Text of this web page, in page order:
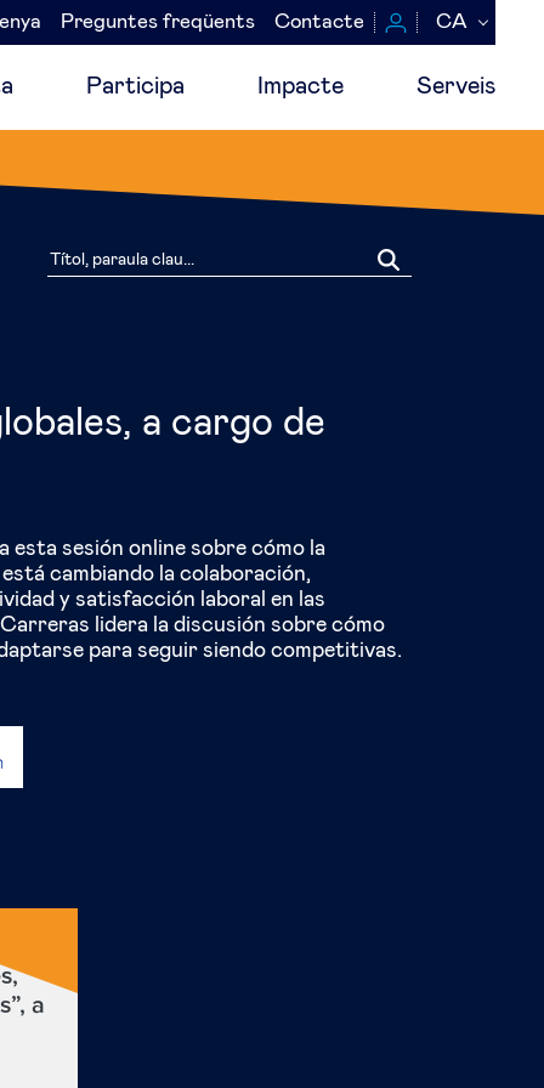
Preguntes freqüents Contacte CA
Participa Impacte Serveis
a cargo de
esta sesión online sobre cómo la
cambiando la colaboración,
y satisfacción laboral en las
lidera la discusión sobre cómo
para seguir siendo competitivas.
a